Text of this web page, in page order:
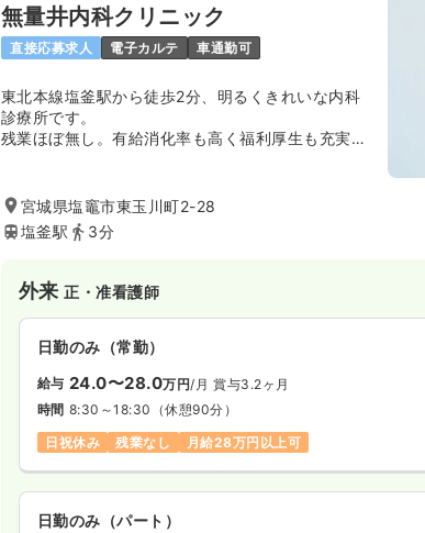
無量井内科クリニック
直接応募求人 電子カルテ 車通勤可
東北本線塩釜駅から徒歩2分、明るくきれいな内科
診療所です。
残業ほぼ無し。有給消化率も高く福利厚生も充実し
宮城県塩竈市東玉川町2-28
塩釜駅
3分
外来正・准看護師
日勤のみ（常勤）
給与 24.0〜28.0万円/月 賞与3.2ヶ月
時間 8:30～18:30 （休憩90分）
日祝休み
残業なし 月給28万円以上可
日勤のみ（パート）